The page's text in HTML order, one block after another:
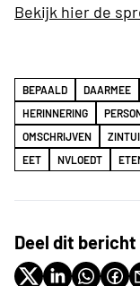
Bekijk hier de
BEPAALD DAARMEE
HERINNERING
OMSCHRIJVEN
EET
NVLOEDT
Deel dit bericht